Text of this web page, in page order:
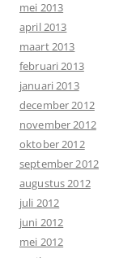
mei 2013
april 2013
maart 2013
februari 2013
januari 2013
december 2012
november 2012
oktober 2012
september 2012
augustus 2012
juli 2012
juni 2012
mei 2012